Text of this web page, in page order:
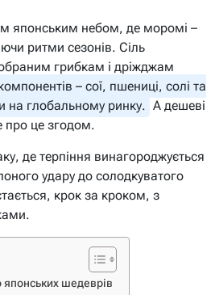
японським небом, де моромі –
ритми сезонів. Сіль
грибкам і дріжджам
– сої, пшениці, солі та
на глобальному ринку. А дешеві
про це згодом.
де терпіння винагороджується
удару до солодкуватого
крок за кроком, з
японських шедеврів